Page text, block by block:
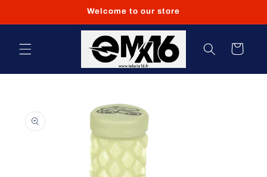
au
Welcome to our store
Panier
informations
produits